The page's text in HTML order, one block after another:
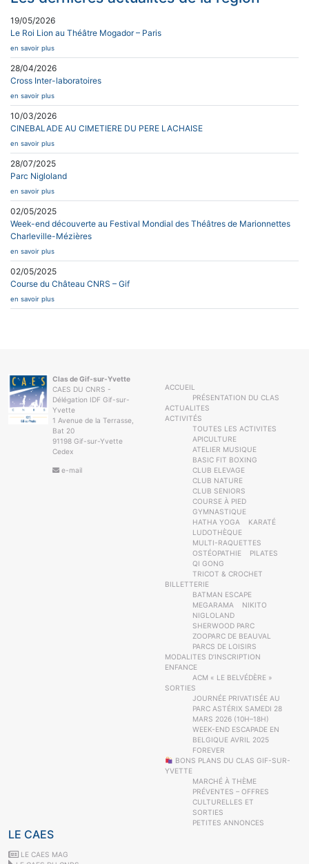
19/05/2026
Le Roi Lion au Théâtre Mogador – Paris
en savoir plus
28/04/2026
Cross Inter-laboratoires
en savoir plus
10/03/2026
CINEBALADE AU CIMETIERE DU PERE LACHAISE
en savoir plus
28/07/2025
Parc Nigloland
en savoir plus
02/05/2025
Week-end découverte au Festival Mondial des Théâtres de Marionnettes
Charleville-Mézières
en savoir plus
02/05/2025
Course du Château CNRS – Gif
en savoir plus
Clas de Gif-sur-Yvette
CAES DU CNRS -
Délégation IDF Gif-sur-
Yvette
1 Avenue de la Terrasse,
Bat 20
91198 Gif-sur-Yvette
Cedex
e-mail
ACCUEIL
PRÉSENTATION DU CLAS
ACTUALITES
ACTIVITÉS
TOUTES LES ACTIVITES
APICULTURE
ATELIER MUSIQUE
BASIC FIT BOXING
CLUB ELEVAGE
CLUB NATURE
CLUB SENIORS
COURSE À PIED
GYMNASTIQUE
HATHA YOGA
KARATÉ
LUDOTHÈQUE
MULTI-RAQUETTES
OSTÉOPATHIE
PILATES
QI GONG
TRICOT & CROCHET
BILLETTERIE
BATMAN ESCAPE
MEGARAMA
NIKITO
NIGLOLAND
SHERWOOD PARC
ZOOPARC DE BEAUVAL
PARCS DE LOISIRS
MODALITES D’INSCRIPTION
ENFANCE
ACM « LE BELVÉDÈRE »
SORTIES
JOURNÉE PRIVATISÉE AU
PARC ASTÉRIX SAMEDI 28
MARS 2026 (10H–18H)
WEEK-END ESCAPADE EN
BELGIQUE AVRIL 2025
FOREVER
BONS PLANS DU CLAS GIF-SUR-
YVETTE
MARCHÉ À THÈME
PRÉVENTES – OFFRES
CULTURELLES ET
SORTIES
PETITES ANNONCES
LE CAES
LE CAES MAG